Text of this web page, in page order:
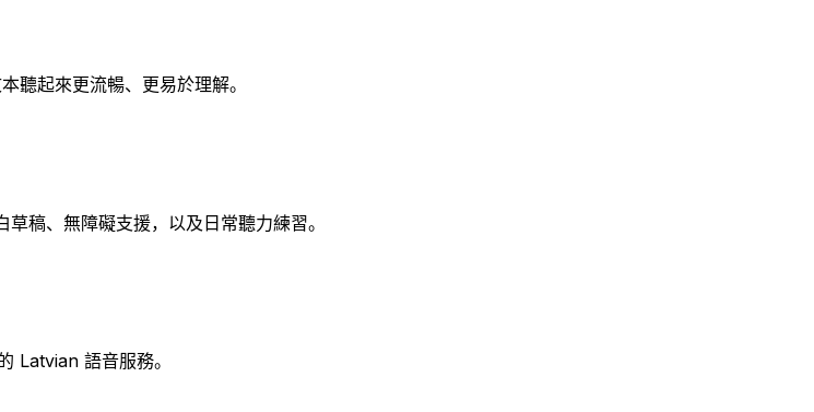
聽起來更流暢、更易於理解。
稿、無障礙支援，以及日常聽力練習。
Latvian 語音服務。